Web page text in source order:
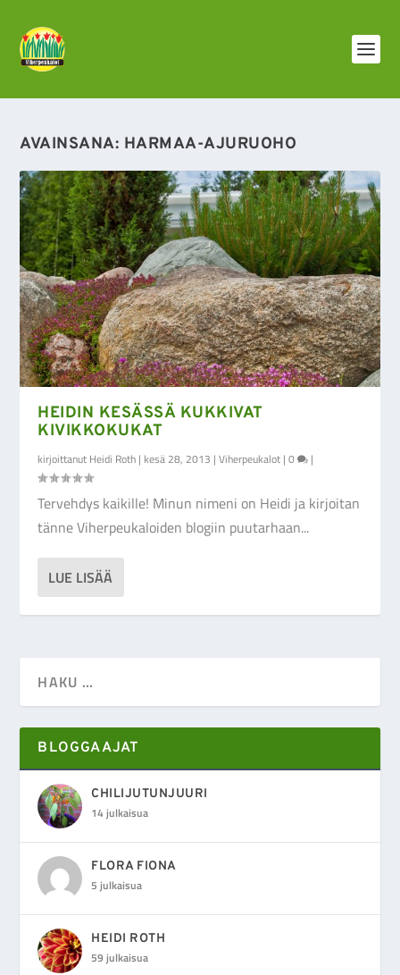
AVAINSANA: HARMAA-AJURUOHO
HEIDIN KESÄSSÄ KUKKIVAT
KIVIKKOKUKAT
kirjoittanut Heidi Roth | kesä 28, 2013 |Viherpeukalot |0 |
Tervehdys kaikille! Minun nimeni on Heidi ja kirjoitan
tänne Viherpeukaloiden blogiin puutarhaan...
LUE LISÄÄ
BLOGGAAJAT
CHILIJUTUNJUURI
14 julkaisua
FLORA FIONA
5 julkaisua
HEIDI ROTH
59 julkaisua